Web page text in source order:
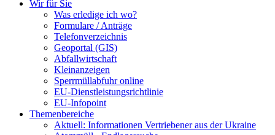
Wir für Sie
Was erledige ich wo?
Formulare / Anträge
Telefonverzeichnis
Geoportal (GIS)
Abfallwirtschaft
Kleinanzeigen
Sperrmüllabfuhr online
EU-Dienstleistungsrichtlinie
EU-Infopoint
Themenbereiche
Aktuell: Informationen Vertriebener aus der Ukraine